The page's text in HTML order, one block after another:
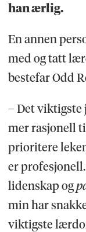
han ærlig.
En annen
med og tatt
bestefar Odd
– Det viktigste
mer rasjonell
prioritere
er
lidenskap og
min har
viktigste